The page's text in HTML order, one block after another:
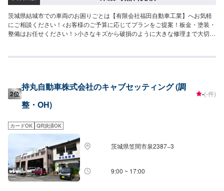
茨城県結城市での車両のお困りごとは【有限会社福田自動車工業】へお気軽
にご相談ください！<お客様のご予算に応じてプランをご提案！板金・塗装・
整備はお任せください！>小さなキズから破損のように大きな修理まで大切な
きし、最適な施工方法をご提案しますので、お気軽にお問い合わせ下さい。
～3日程度で納車となります。(要相談)納期は前後する場合がございます。予
めご了承ください。-----代車について-----代車をご用意しています。お車の作
業中は代車をご利用ください。※代車の燃料代はお客様にご負担いただいてお
ださい。駐車スペースは事務所前の空いているスペースに駐車してくださ
い。受付はスタッフへ「メンテモで予約しました」とお伝えください。ご案
内いたします。【定休日・営業時間】定休日：日曜、祝日営業時間：
8:00~18:00
2位
持丸自動車株式会社のキャブセッティング (調
整・OH)
-(-件)
カードOK QR決済OK
茨城県笠間市泉2387−3
9:00 ~ 17:00